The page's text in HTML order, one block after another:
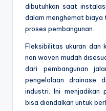
dibutuhkan saat
dalam menghemat
proses pembangunan.
Fleksibilitas ukuran dan
non woven mudah
dari pembangunan
pengelolaan drainase
industri. Ini menjadikan
bisa diandalkan untuk